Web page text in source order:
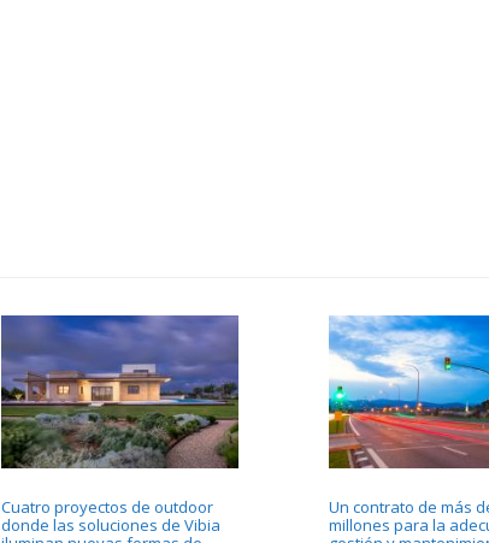
Cuatro proyectos de outdoor
donde las soluciones de Vibia
Un contrato de más
millones para la